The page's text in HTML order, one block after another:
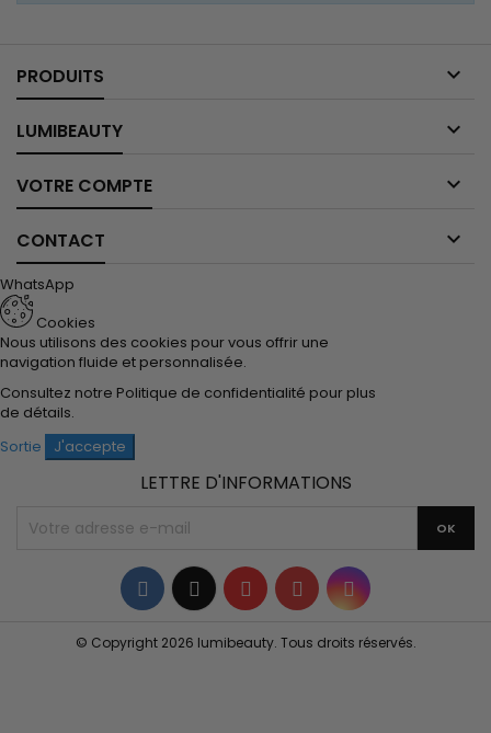
PRODUITS 
LUMIBEAUTY 
VOTRE COMPTE 
CONTACT 
WhatsApp
Cookies
Nous utilisons des cookies pour vous offrir une
navigation fluide et personnalisée.
Consultez notre Politique de confidentialité pour plus
de détails.
Sortie
J'accepte
LETTRE D'INFORMATIONS
Facebook
TwitterYouTubePinterestInstagram
© Copyright 2026 lumibeauty. Tous droits réservés.